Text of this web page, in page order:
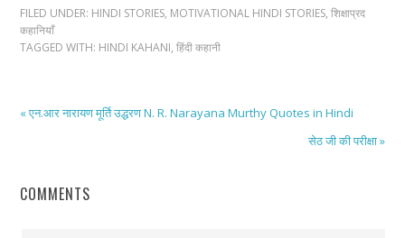
FILED UNDER: HINDI STORIES, MOTIVATIONAL HINDI STORIES,शिक्षाप्रद
कहानियाँ
TAGGED WITH: HINDI KAHANI,हिंदी कहानी
« एन.आर नारायण मूर्ति उद्धरण N. R. Narayana Murthy Quotes in Hindi
सेठ जी की परीक्षा »
COMMENTS